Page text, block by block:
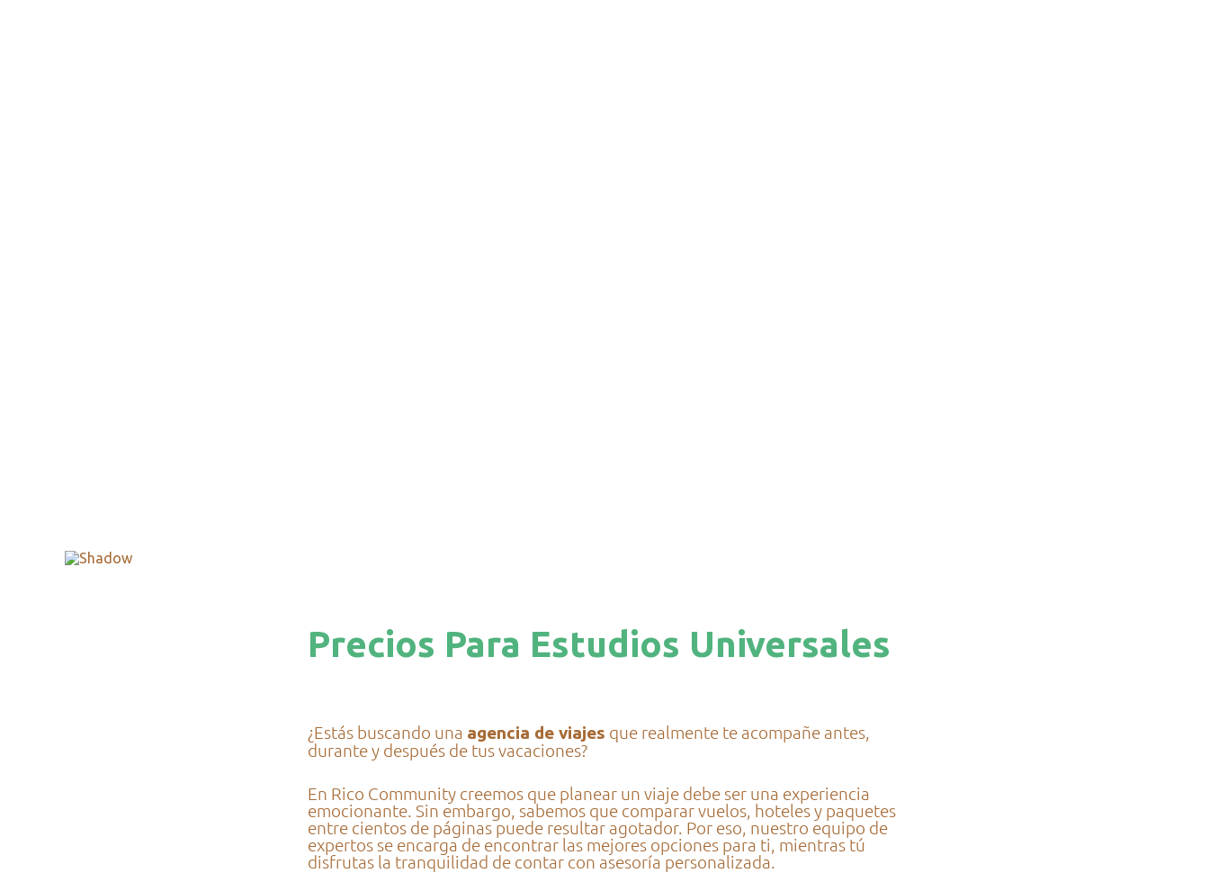
Precios Para Estudios Universales
¿Estás buscando una agencia de viajes que realmente te acompañe antes,
durante y después de tus vacaciones?
En Rico Community creemos que planear un viaje debe ser una experiencia
emocionante. Sin embargo, sabemos que comparar vuelos, hoteles y paquetes
entre cientos de páginas puede resultar agotador. Por eso, nuestro equipo de
expertos se encarga de encontrar las mejores opciones para ti, mientras tú
disfrutas la tranquilidad de contar con asesoría personalizada.